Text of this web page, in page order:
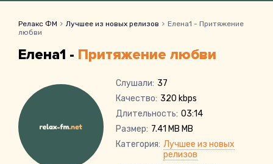
Релакс ФМ Лучшее из новых релизов
Елена1 - Притяжение
любви
Елена1 - Притяжение любви
Слушали: 37
Качество: 320 kbps
Длительность: 03:14
Размер: 7.41 MB MB
Категория: Лучшее из новых
релизов